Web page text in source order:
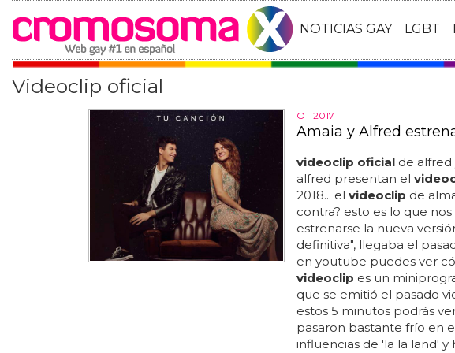
NOTICIAS GAY LGBT
Videoclip oficial
OT 2017
Amaia y Alfred
videoclip oficialde alfred
alfred presentan el
2018... el videoclip de
contra? esto es lo que
estrenarse la nueva
definitiva", llegaba el
en youtube puedes ver
videoclip es un
que se emitió el pasado
estos 5 minutos podrás
pasaron bastante frío en
influencias de 'la la land' y